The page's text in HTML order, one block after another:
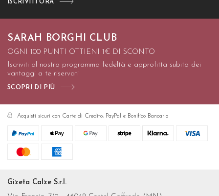
ISCRIVITI ORA
SARAH BORGHI CLUB
OGNI 100 PUNTI OTTIENI 1€ DI SCONTO
Iscriviti al nostro programma fedeltà e approfitta subito dei
vantaggi a te riservati
SCOPRI DI PIÙ
Acquisti sicuri con Carte di Credito, PayPal e Bonifico Bancario
Gizeta Calze S.r.l.